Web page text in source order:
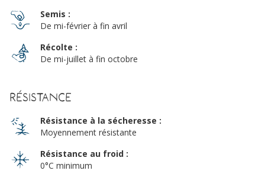
Semis :
De mi-février à fin avril
Récolte :
De mi-juillet à fin octobre
Résistance
Résistance à la sécheresse :
Moyennement résistante
Résistance au froid :
0°C minimum